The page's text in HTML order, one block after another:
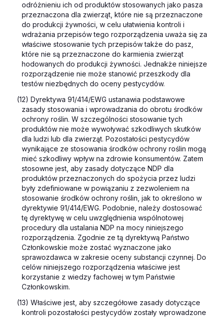
odróżnieniu ich od produktów stosowanych jako pasza
przeznaczona dla zwierząt, które nie są przeznaczone
do produkcji żywności, w celu ułatwienia kontroli i
wdrażania przepisów tego rozporządzenia uważa się za
właściwe stosowanie tych przepisów także do pasz,
które nie są przeznaczone do karmienia zwierząt
hodowanych do produkcji żywności. Jednakże niniejsze
rozporządzenie nie może stanowić przeszkody dla
testów niezbędnych do oceny pestycydów.
(12) Dyrektywa 91/414/EWG ustanawia podstawowe
zasady stosowania i wprowadzania do obrotu środków
ochrony roślin. W szczególności stosowanie tych
produktów nie może wywoływać szkodliwych skutków
dla ludzi lub dla zwierząt. Pozostałości pestycydów
wynikające ze stosowania środków ochrony roślin mogą
mieć szkodliwy wpływ na zdrowie konsumentów. Zatem
stosowne jest, aby zasady dotyczące NDP dla
produktów przeznaczonych do spożycia przez ludzi
były zdefiniowane w powiązaniu z zezwoleniem na
stosowanie środków ochrony roślin, jak to określono w
dyrektywie 91/414/EWG. Podobnie, należy dostosować
tę dyrektywę w celu uwzględnienia wspólnotowej
procedury dla ustalania NDP na mocy niniejszego
rozporządzenia. Zgodnie ze tą dyrektywą Państwo
Członkowskie może zostać wyznaczone jako
sprawozdawca w zakresie oceny substancji czynnej. Do
celów niniejszego rozporządzenia właściwe jest
korzystanie z wiedzy fachowej w tym Państwie
Członkowskim.
(13) Właściwe jest, aby szczegółowe zasady dotyczące
kontroli pozostałości pestycydów zostały wprowadzone